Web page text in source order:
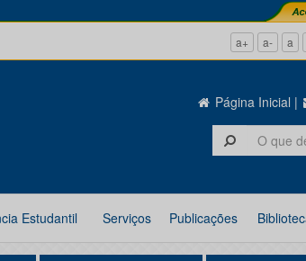
a+ a- a
Página Inicial |
Estudantil Serviços Publicações